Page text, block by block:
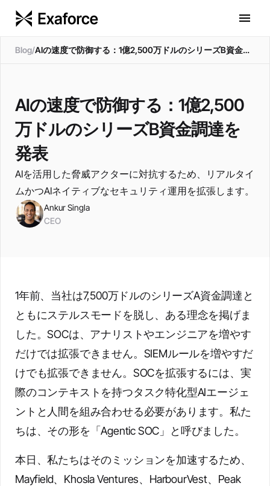
Blog/ AIの速度で防御する：1億2,500万ドルのシリーズB資金調達を発表
AIの速度で防御する：1億2,500
万ドルのシリーズB資金調達を
発表
AIを活用した脅威アクターに対抗するため、リアルタイ
ムかつAIネイティブなセキュリティ運用を拡張します。
Ankur Singla
CEO
1年前、当社は7,500万ドルのシリーズA資金調達と
ともにステルスモードを脱し、ある理念を掲げま
した。SOCは、アナリストやエンジニアを増やす
だけでは拡張できません。SIEMルールを増やすだ
けでも拡張できません。SOCを拡張するには、実
際のコンテキストを持つタスク特化型AIエージェ
ントと人間を組み合わせる必要があります。私た
ちは、その形を「Agentic SOC」と呼びました。
本日、私たちはそのミッションを加速するため、
Mayfield、Khosla Ventures、HarbourVest、Peak